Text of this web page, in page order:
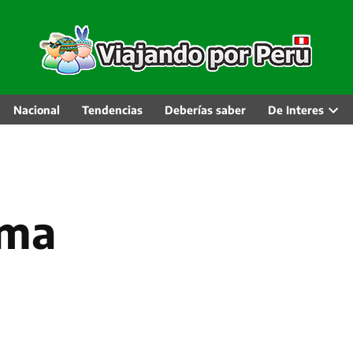
Nacional Tendencias Deberías saber De Interes